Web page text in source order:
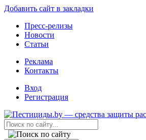
Добавить сайт в закладки
Пресс-релизы
Новости
Статьи
Реклама
Контакты
Вход
Регистрация